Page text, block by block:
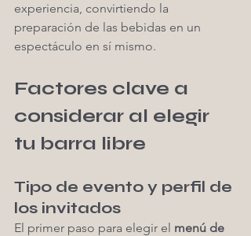
experiencia, convirtiendo la
preparación de las bebidas en un
espectáculo en sí mismo.
Factores clave a
considerar al elegir
tu barra libre
Tipo de evento y perfil de
los invitados
El primer paso para elegir el menú de